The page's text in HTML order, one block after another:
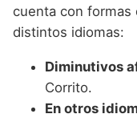
cuenta con formas
distintos idiomas:
Diminutivos
Corrito.
En otros